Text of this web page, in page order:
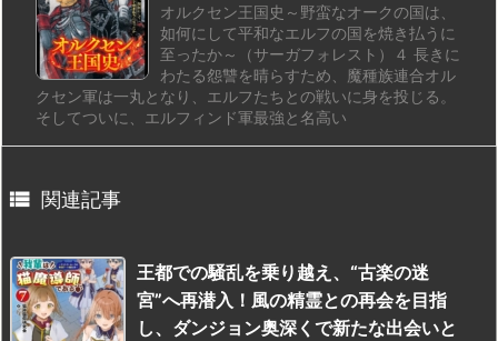
オルクセン王国史～野蛮なオークの国は、
如何にして平和なエルフの国を焼き払うに
至ったか～（サーガフォレスト）４ 長きに
わたる怨讐を晴らすため、魔種族連合オル
クセン軍は一丸となり、エルフたちとの戦いに身を投じる。
そしてついに、エルフィンド軍最強と名高い
 関連記事
王都での騒乱を乗り越え、“古楽の迷
宮”へ再潜入！風の精霊との再会を目指
し、ダンジョン奥深くで新たな出会いと